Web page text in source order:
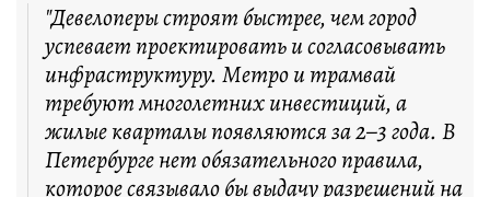
"Девелоперы строят быстрее, чем город
успевает проектировать и согласовывать
инфраструктуру. Метро и трамвай
требуют многолетних инвестиций, а
жилые кварталы появляются за 2–3 года. В
Петербурге нет обязательного правила,
которое связывало бы выдачу разрешений на